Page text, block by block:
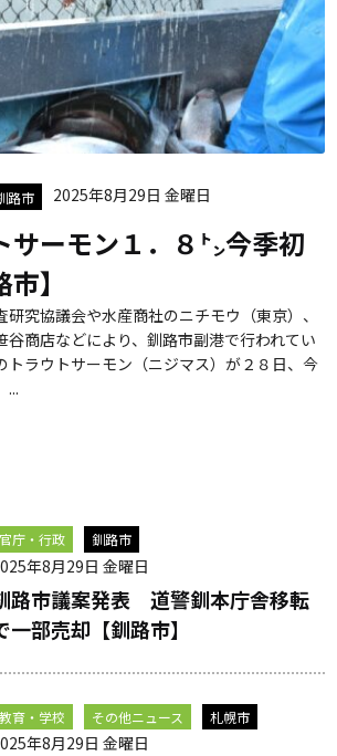
路市 2025年8月29日 金曜日
サーモン１．８㌧今季初
】
究協議会や水産商社のニチモウ（東京）、
谷商店などにより、釧路市副港で行われてい
トラウトサーモン（ニジマス）が２８日、今
...
官庁・行政 釧路市
年8月29日 金曜日
路市議案発表 道警釧本庁舎移転
一部売却【釧路市】
教育・学校 その他ニュース 札幌市
年8月29日 金曜日